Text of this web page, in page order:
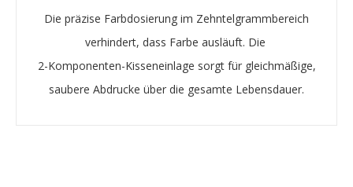
Die präzise Farbdosierung im Zehntelgrammbereich
verhindert, dass Farbe ausläuft. Die
2-Komponenten-Kisseneinlage sorgt für gleichmäßige,
saubere Abdrucke über die gesamte Lebensdauer.